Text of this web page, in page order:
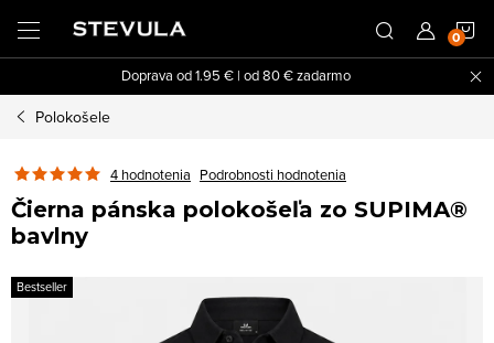
obsah
Doprava od 1.95 € | od 80 € zadarmo
Polokošele
4 hodnotenia Podrobnosti hodnotenia
Čierna pánska polokošeľa zo SUPIMA®
bavlny
Bestseller